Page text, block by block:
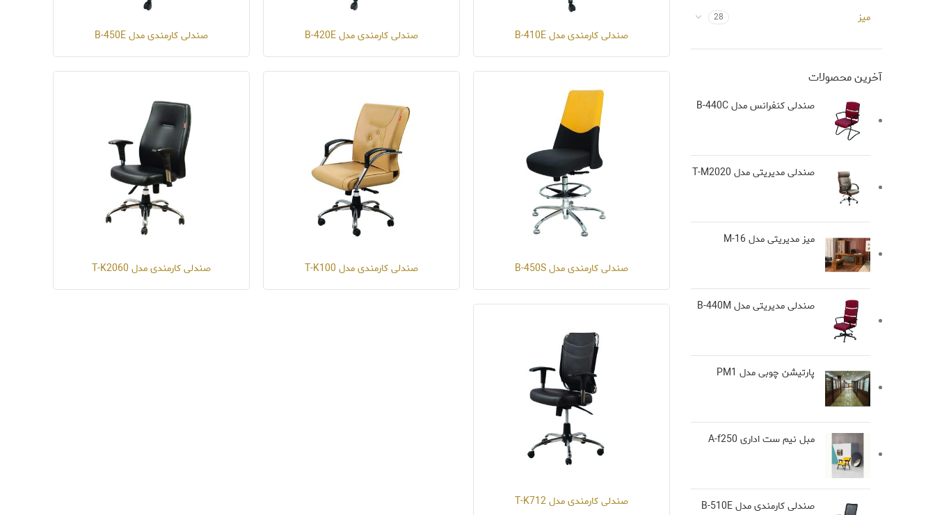
میز 28
آخرین محصولات
صندلی کنفرانس مدل B-440C
صندلی مدیریتی مدل T-M2020
میز مدیریتی مدل M-16
صندلی مدیریتی مدل B-440M
پارتیشن چوبی مدل PM1
مبل نیم ست اداری A-f250
صندلی کارمندی مدل B-510E
صندلی کارمندی مدل B-410E صندلی کارمندی مدل B-420E صندلی کارمندی مدل B-450E
صندلی کارمندی مدل B-450S صندلی کارمندی مدل T-K100 صندلی کارمندی مدل T-K2060
صندلی کارمندی مدل T-K712